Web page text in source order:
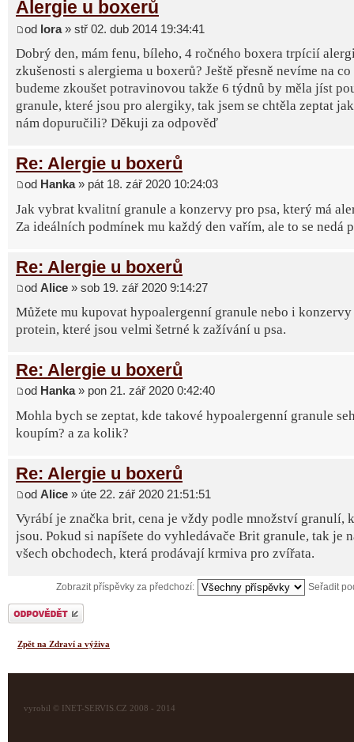
Alergie u boxerů
od lora» stř 02. dub 2014 19:34:41
Dobrý den, mám fenu, bíleho, 4 ročného boxera trpícií
zkušenosti s alergiema u boxerů? Ještě přesně nevíme na
budeme zkoušet potravinovou takže 6 týdnů by měla jíst
granule, které jsou pro alergiky, tak jsem se chtěla zeptat
nám dopuručili? Děkuji za odpověď
Re: Alergie u boxerů
od Hanka» pát 18. zář 2020 10:24:03
Jak vybrat kvalitní granule a konzervy pro psa, který má
Za ideálních podmínek mu každý den vařím, ale to se nedá
Re: Alergie u boxerů
od Alice » sob 19. zář 2020 9:14:27
Můžete mu kupovat hypoalergenní granule nebo i
protein, které jsou velmi šetrné k zažívání u psa.
Re: Alergie u boxerů
od Hanka» pon 21. zář 2020 0:42:40
Mohla bych se zeptat, kde takové hypoalergenní granule
koupím? a za kolik?
Re: Alergie u boxerů
od Alice » úte 22. zář 2020 21:51:51
Vyrábí je značka brit, cena je vždy podle množství granulí,
jsou. Pokud si napíšete do vyhledávače Brit granule, tak je
všech obchodech, která prodávají krmiva pro zvířata.
Zobrazit příspěvky za předchozí: Seřadit
Odeslat odpověď
Zpět na Zdraví a výživa
vyrobil © INET-SERVIS.CZ 2008 - 2014